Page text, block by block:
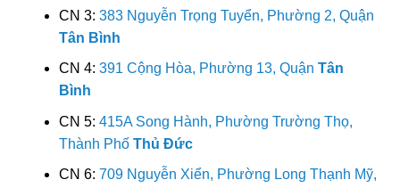
CN 3: 383 Nguyễn Trọng Tuyển, Phường 2, Quận
Tân Bình
CN 4: 391 Cộng Hòa, Phường 13, Quận Tân
Bình
CN 5: 415A Song Hành, Phường Trường Thọ,
Thành Phố Thủ Đức
CN 6: 709 Nguyễn Xiển, Phường Long Thạnh Mỹ,